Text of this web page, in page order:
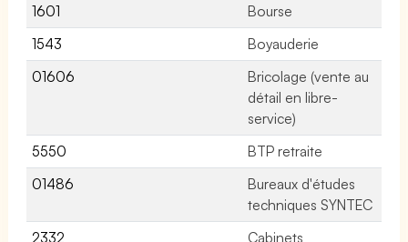
1601 Bourse
1543
Boyauderie
01606
Bricolage (vente au
détail en libre-
service)
5550 BTP retraite
01486
Bureaux d'études
techniques SYNTEC
2332
Cabinets